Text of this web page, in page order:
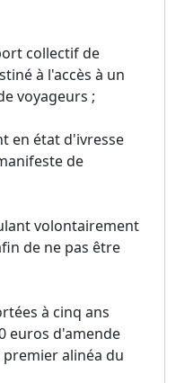
collectif de
à l'accès à un
voyageurs ;
en état d'ivresse
de
volontairement
de ne pas être
à cinq ans
euros d'amende
alinéa du